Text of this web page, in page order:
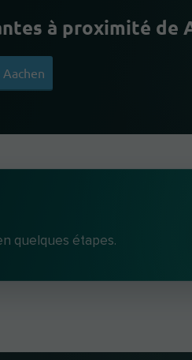
à proximité de
Aachen
quelques étapes.